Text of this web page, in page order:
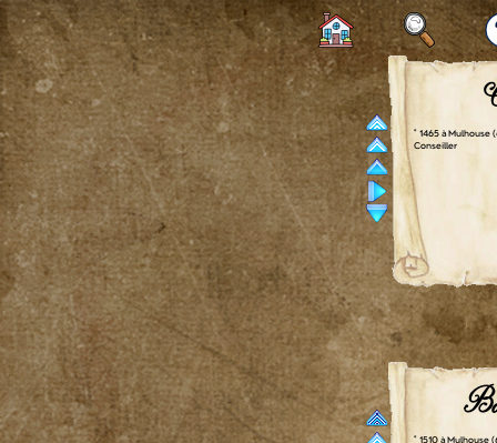
° 1465 à Mulhouse
Conseiller
° 1510 à Mulhouse